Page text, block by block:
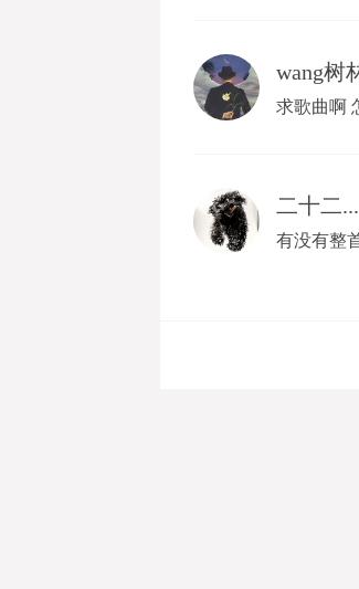
wang树
求歌曲啊
二十二
有没有整